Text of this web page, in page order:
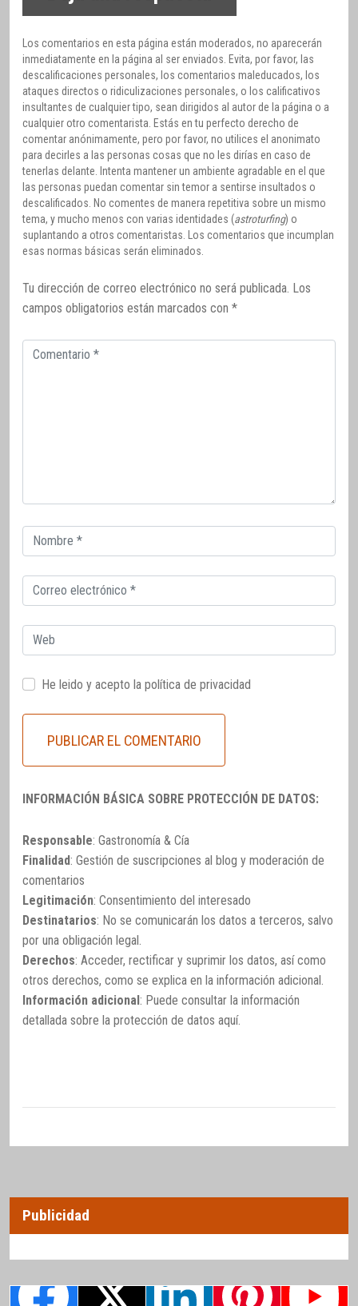
Los comentarios en esta página están moderados, no aparecerán
inmediatamente en la página al ser enviados. Evita, por favor, las
descalificaciones personales, los comentarios maleducados, los
ataques directos o ridiculizaciones personales, o los calificativos
insultantes de cualquier tipo, sean dirigidos al autor de la página o a
cualquier otro comentarista. Estás en tu perfecto derecho de
comentar anónimamente, pero por favor, no utilices el anonimato
para decirles a las personas cosas que no les dirías en caso de
tenerlas delante. Intenta mantener un ambiente agradable en el que
las personas puedan comentar sin temor a sentirse insultados o
descalificados. No comentes de manera repetitiva sobre un mismo
tema, y mucho menos con varias identidades (astroturfing) o
suplantando a otros comentaristas. Los comentarios que incumplan
esas normas básicas serán eliminados.
Tu dirección de correo electrónico no será publicada. Los
campos obligatorios están marcados con *
Comentario
Correo
electrónico
Correo
electrónico
Web
He leido y acepto la política de privacidad
INFORMACIÓN BÁSICA SOBRE PROTECCIÓN DE DATOS:
Responsable: Gastronomía & Cía
Finalidad: Gestión de suscripciones al blog y moderación de
comentarios
Legitimación: Consentimiento del interesado
Destinatarios: No se comunicarán los datos a terceros, salvo
por una obligación legal.
Derechos: Acceder, rectificar y suprimir los datos, así como
otros derechos, como se explica en la información adicional.
Información adicional: Puede consultar la información
detallada sobre la protección de datos aquí.
Publicidad